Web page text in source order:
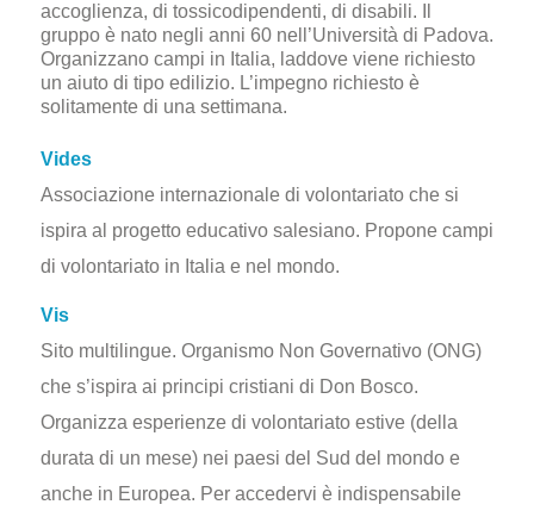
accoglienza, di tossicodipendenti, di disabili. Il
gruppo è nato negli anni 60 nell’Università di Padova.
Organizzano campi in Italia, laddove viene richiesto
un aiuto di tipo edilizio. L’impegno richiesto è
solitamente di una settimana.
Vides
Associazione internazionale di volontariato che si
ispira al progetto educativo salesiano. Propone campi
di volontariato in Italia e nel mondo.
Vis
Sito multilingue. Organismo Non Governativo (ONG)
che s’ispira ai principi cristiani di Don Bosco.
Organizza esperienze di volontariato estive (della
durata di un mese) nei paesi del Sud del mondo e
anche in Europea. Per accedervi è indispensabile